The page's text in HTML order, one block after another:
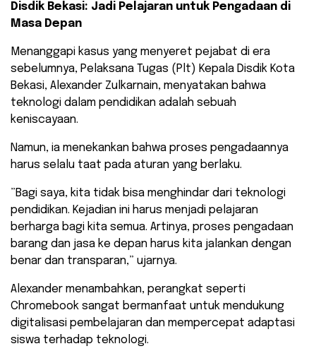
Disdik Bekasi: Jadi Pelajaran untuk Pengadaan di
Masa Depan
Menanggapi kasus yang menyeret pejabat di era
sebelumnya, Pelaksana Tugas (Plt) Kepala Disdik Kota
Bekasi, Alexander Zulkarnain, menyatakan bahwa
teknologi dalam pendidikan adalah sebuah
keniscayaan.
Namun, ia menekankan bahwa proses pengadaannya
harus selalu taat pada aturan yang berlaku.
​”Bagi saya, kita tidak bisa menghindar dari teknologi
pendidikan. Kejadian ini harus menjadi pelajaran
berharga bagi kita semua. Artinya, proses pengadaan
barang dan jasa ke depan harus kita jalankan dengan
benar dan transparan,” ujarnya.
Alexander menambahkan, perangkat seperti
Chromebook sangat bermanfaat untuk mendukung
digitalisasi pembelajaran dan mempercepat adaptasi
siswa terhadap teknologi.